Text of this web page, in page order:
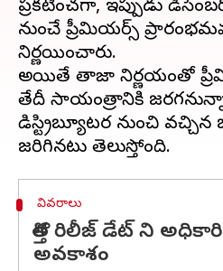
ప్రకటించగా, ఇప్పుడు
నుంచే ప్రీమియర్స్
నిర్ణయించారు.
అయితే తాజా నిర్ణయంతో
తేదీ సాయంత్రానికి
డిస్ట్రిబ్యూటర్ల నుంచి
వివరాలు
కొత్త రిలీజ్ డేట్ ని
అవకాశం